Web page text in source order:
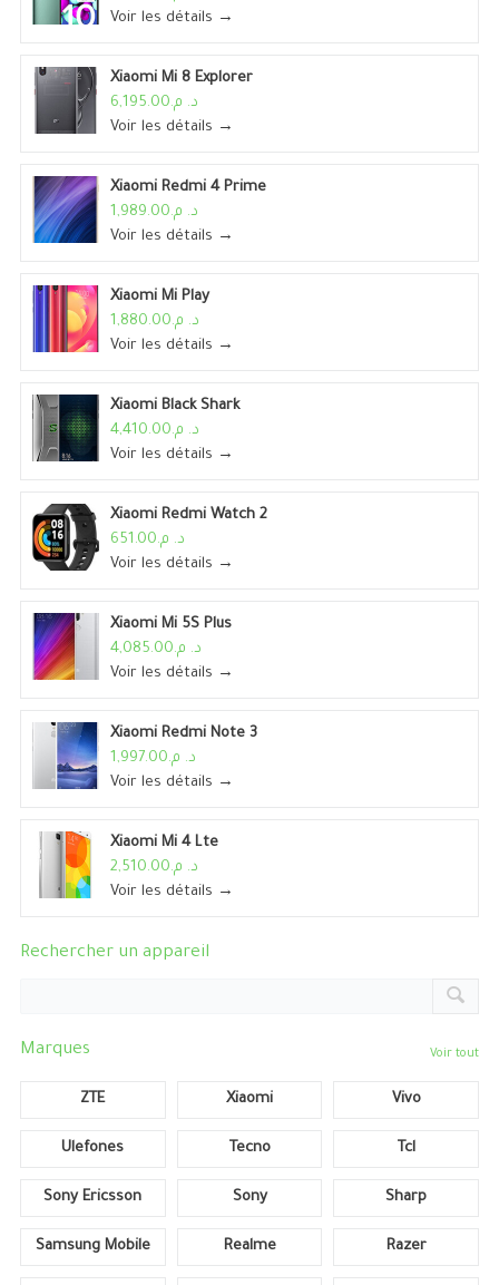
Voir les détails →
Xiaomi Mi 8 Explorer
د. م.6,195.00
Voir les détails →
Xiaomi Redmi 4 Prime
د. م.1,989.00
Voir les détails →
Xiaomi Mi Play
د. م.1,880.00
Voir les détails →
Xiaomi Black Shark
د. م.4,410.00
Voir les détails →
Xiaomi Redmi Watch 2
د. م.651.00
Voir les détails →
Xiaomi Mi 5S Plus
د. م.4,085.00
Voir les détails →
Xiaomi Redmi Note 3
د. م.1,997.00
Voir les détails →
Xiaomi Mi 4 Lte
د. م.2,510.00
Voir les détails →
Rechercher un appareil
Marques Voir tout
ZTE Xiaomi Vivo
Ulefones Tecno Tcl
Sony Ericsson Sony Sharp
Samsung Mobile Realme Razer